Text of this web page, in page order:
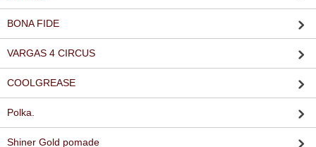
BONA FIDE
VARGAS 4 CIRCUS
COOLGREASE
Polka.
Shiner Gold pomade